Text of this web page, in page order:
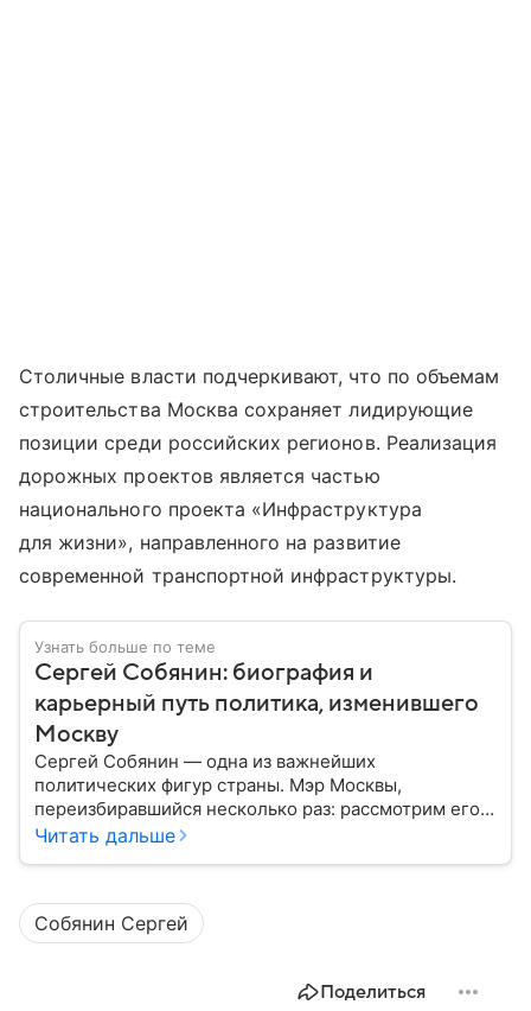
Столичные власти подчеркивают, что по объемам
строительства Москва сохраняет лидирующие
позиции среди российских регионов. Реализация
дорожных проектов является частью
национального проекта «Инфраструктура
для жизни», направленного на развитие
современной транспортной инфраструктуры.
Узнать больше по теме
Сергей Собянин: биография и
карьерный путь политика, изменившего
Москву
Сергей Собянин — одна из важнейших
политических фигур страны. Мэр Москвы,
переизбиравшийся несколько раз: рассмотрим его
биографию подробнее.
Читать дальше
Собянин Сергей
Поделиться